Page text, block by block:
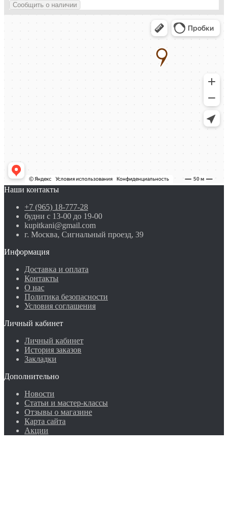
Сообщить о наличии
Наши контакты
+7 (965) 18-777-28
будни с 13-00 до 19-00
kupitkani@gmail.com
г. Москва, Сигнальный проезд, 39
Информация
Доставка и оплата
Контакты
О нас
Политика безопасности
Условия соглашения
Личный кабинет
Личный кабинет
История заказов
Закладки
Дополнительно
Новости
Статьи и мастер-классы
Отзывы о магазине
Карта сайта
Акции